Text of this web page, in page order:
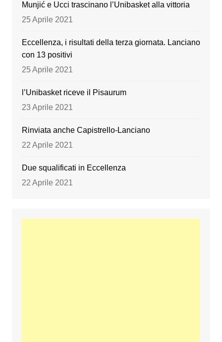
Munjić e Ucci trascinano l’Unibasket alla vittoria
25 Aprile 2021
Eccellenza, i risultati della terza giornata. Lanciano
con 13 positivi
25 Aprile 2021
l’Unibasket riceve il Pisaurum
23 Aprile 2021
Rinviata anche Capistrello-Lanciano
22 Aprile 2021
Due squalificati in Eccellenza
22 Aprile 2021